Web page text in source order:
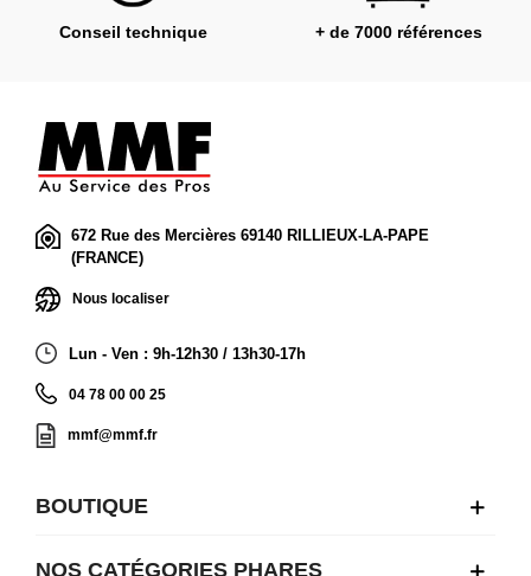
Conseil technique + de 7000 références
672 Rue des Mercières 69140 RILLIEUX-LA-PAPE
(FRANCE)
Nous localiser
Lun - Ven : 9h-12h30 / 13h30-17h
04 78 00 00 25
mmf@mmf.fr
BOUTIQUE
NOS CATÉGORIES PHARES